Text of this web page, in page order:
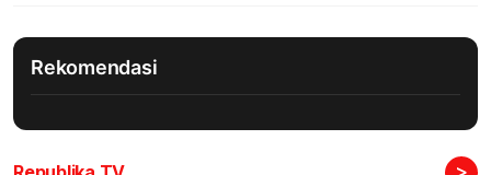
Rekomendasi